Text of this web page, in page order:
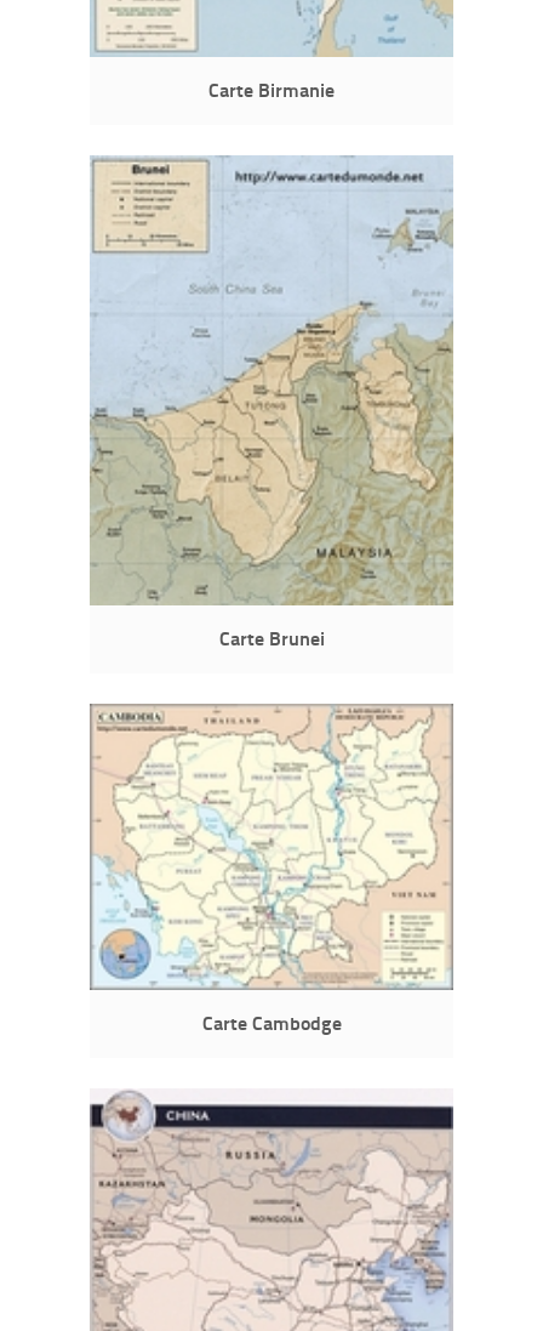
Carte Birmanie
Carte Brunei
Carte Cambodge